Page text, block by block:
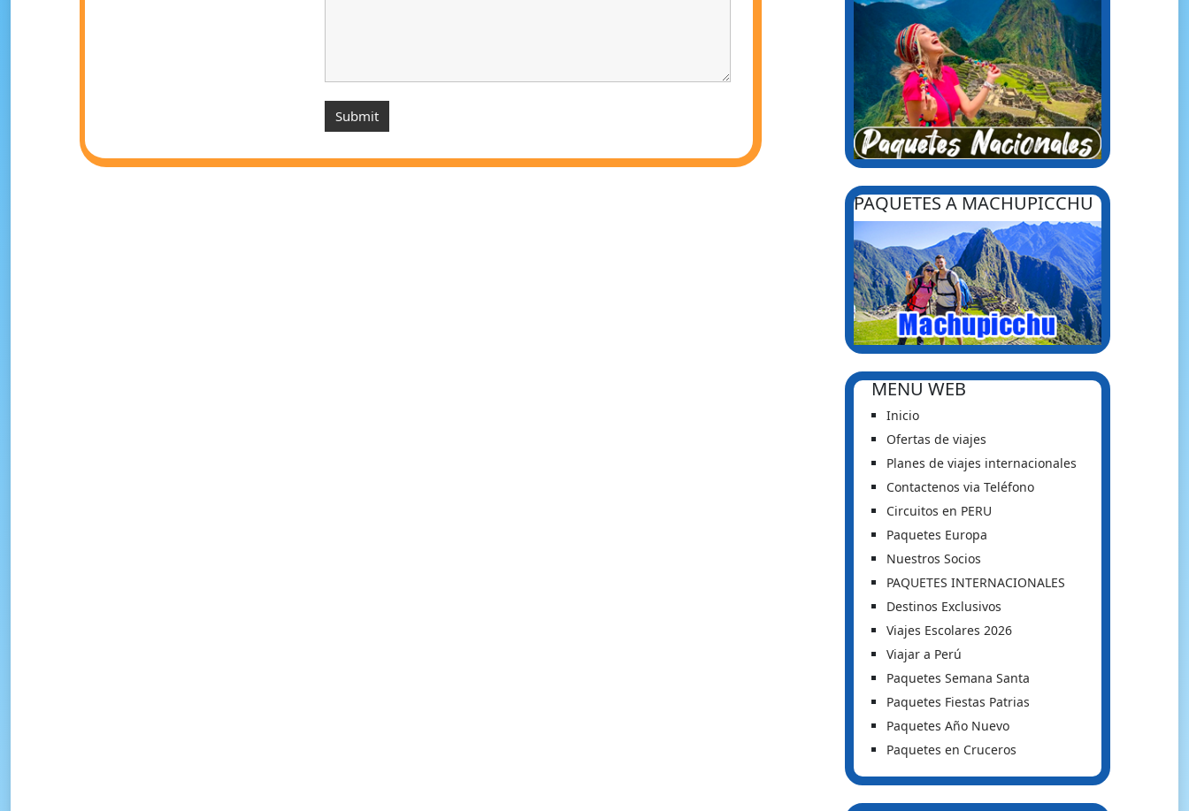
PAQUETES A MACHUPICCHU
MENU WEB
Inicio
Ofertas de viajes
Planes de viajes internacionales
Contactenos via Teléfono
Circuitos en PERU
Paquetes Europa
Nuestros Socios
PAQUETES INTERNACIONALES
Destinos Exclusivos
Viajes Escolares 2026
Viajar a Perú
Paquetes Semana Santa
Paquetes Fiestas Patrias
Paquetes Año Nuevo
Paquetes en Cruceros